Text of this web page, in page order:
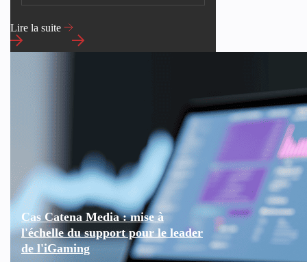
Lire la suite
Cas Catena Media : mise à
l'échelle du support pour le leader
de l'iGaming